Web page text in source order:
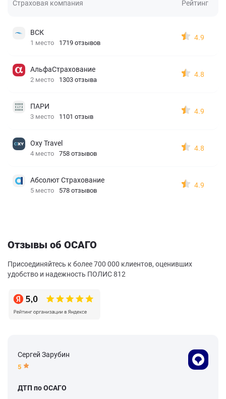
Страховая компания Рейтинг
ВСК
1 место 1719 отзывов
4.9
АльфаСтрахование
2 место 1303 отзыва
4.8
ПАРИ
3 место 1101 отзыв
4.9
Oxy Travel
4 место 758 отзывов
4.8
Абсолют Страхование
5 место 578 отзывов
4.9
Отзывы об ОСАГО
Присоединяйтесь к более 700 000 клиентов, оценивших
удобство и надежность ПОЛИС 812
Сергей Зарубин
5
ДТП по ОСАГО